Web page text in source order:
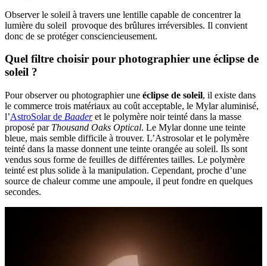
Observer le soleil à travers une lentille capable de concentrer la
lumière du soleil provoque des brûlures irréversibles. Il convient
donc de se protéger consciencieusement.
Quel filtre choisir pour photographier une éclipse de
soleil ?
Pour observer ou photographier une éclipse de soleil, il existe dans
le commerce trois matériaux au coût acceptable, le Mylar aluminisé,
l’AstroSolar de Baaderet le polymère noir teinté dans la masse
proposé par Thousand Oaks Optical. Le Mylar donne une teinte
bleue, mais semble difficile à trouver. L’Astrosolar et le polymère
teinté dans la masse donnent une teinte orangée au soleil. Ils sont
vendus sous forme de feuilles de différentes tailles. Le polymère
teinté est plus solide à la manipulation. Cependant, proche d’une
source de chaleur comme une ampoule, il peut fondre en quelques
secondes.